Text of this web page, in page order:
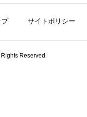
プ サイトポリシー
Reserved.